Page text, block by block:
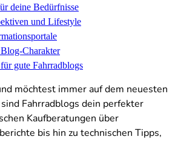
deine Bedürfnisse
und Lifestyle
Charakter
gute Fahrradblogs
möchtest immer auf dem neuesten
Fahrradblogs dein perfekter
Kaufberatungen über
bis hin zu technischen Tipps,